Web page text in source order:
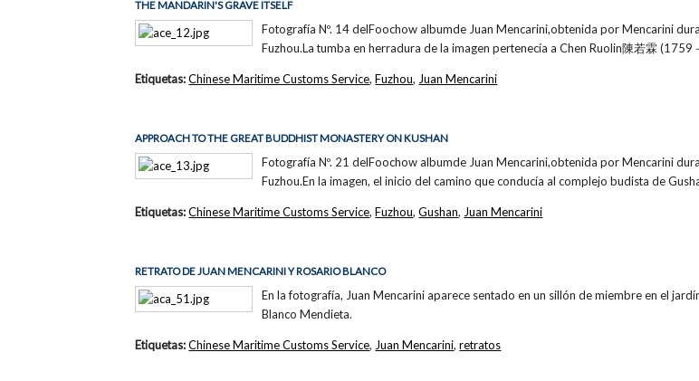
THE MANDARIN'S GRAVE ITSELF
Fotografía Nº. 14 delFoochow albumde Juan Mencarini,obtenida por Mencarini
Fuzhou.La tumba en herradura de la imagen pertenecía a Chen Ruolin陳若霖
Etiquetas:Chinese Maritime Customs Service,Fuzhou, Juan Mencarini
APPROACH TO THE GREAT BUDDHIST MONASTERY ON KUSHAN
Fotografía Nº. 21 delFoochow albumde Juan Mencarini,obtenida por Mencarini
Fuzhou.En la imagen, el inicio del camino que conducía al complejo budista de
Etiquetas:Chinese Maritime Customs Service,Fuzhou,Gushan, Juan Mencarini
RETRATO DE JUAN MENCARINI Y ROSARIO BLANCO
En la fotografía, Juan Mencarini aparece sentado en un sillón de miembre en el
Blanco Mendieta.
Etiquetas:Chinese Maritime Customs Service, Juan Mencarini,retratos